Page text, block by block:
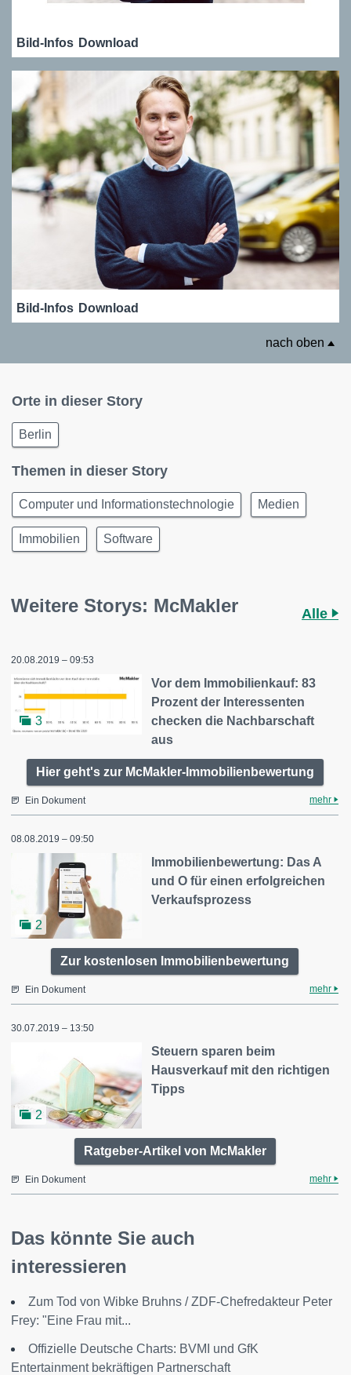
Bild-Infos Download
Bild-Infos Download
nach oben
Orte in dieser Story
Berlin
Themen in dieser Story
Computer und Informationstechnologie Medien
Immobilien Software
Weitere Storys: McMakler Alle
20.08.2019 – 09:53
3
Vor dem Immobilienkauf: 83
Prozent der Interessenten
checken die Nachbarschaft
aus
Hier geht's zur McMakler-Immobilienbewertung
Ein Dokument mehr
08.08.2019 – 09:50
2
Immobilienbewertung: Das A
und O für einen erfolgreichen
Verkaufsprozess
Zur kostenlosen Immobilienbewertung
Ein Dokument mehr
30.07.2019 – 13:50
2
Steuern sparen beim
Hausverkauf mit den richtigen
Tipps
Ratgeber-Artikel von McMakler
Ein Dokument mehr
Das könnte Sie auch
interessieren
Zum Tod von Wibke Bruhns / ZDF-Chefredakteur Peter
Frey: "Eine Frau mit...
Offizielle Deutsche Charts: BVMI und GfK
Entertainment bekräftigen Partnerschaft